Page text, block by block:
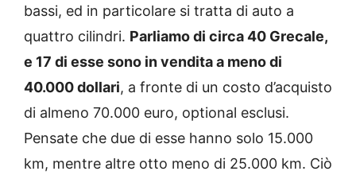
bassi, ed in particolare si tratta di auto a
quattro cilindri. Parliamo di circa 40 Grecale,
e 17 di esse sono in vendita a meno di
40.000 dollari, a fronte di un costo d’acquisto
di almeno 70.000 euro, optional esclusi.
Pensate che due di esse hanno solo 15.000
km, mentre altre otto meno di 25.000 km. Ciò